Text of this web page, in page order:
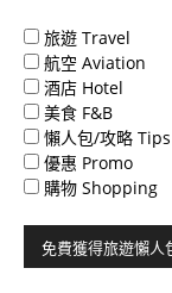
旅遊 Travel
航空 Aviation
酒店 Hotel
美食 F&B
懶人包/攻略 Tips
優惠 Promo
購物 Shopping